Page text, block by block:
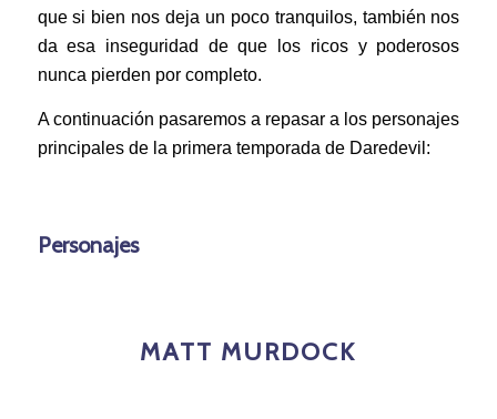
que si bien nos deja un poco tranquilos, también nos
da esa inseguridad de que los ricos y poderosos
nunca pierden por completo.
A continuación pasaremos a repasar a los personajes
principales de la primera temporada de Daredevil:
Personajes
MATT MURDOCK